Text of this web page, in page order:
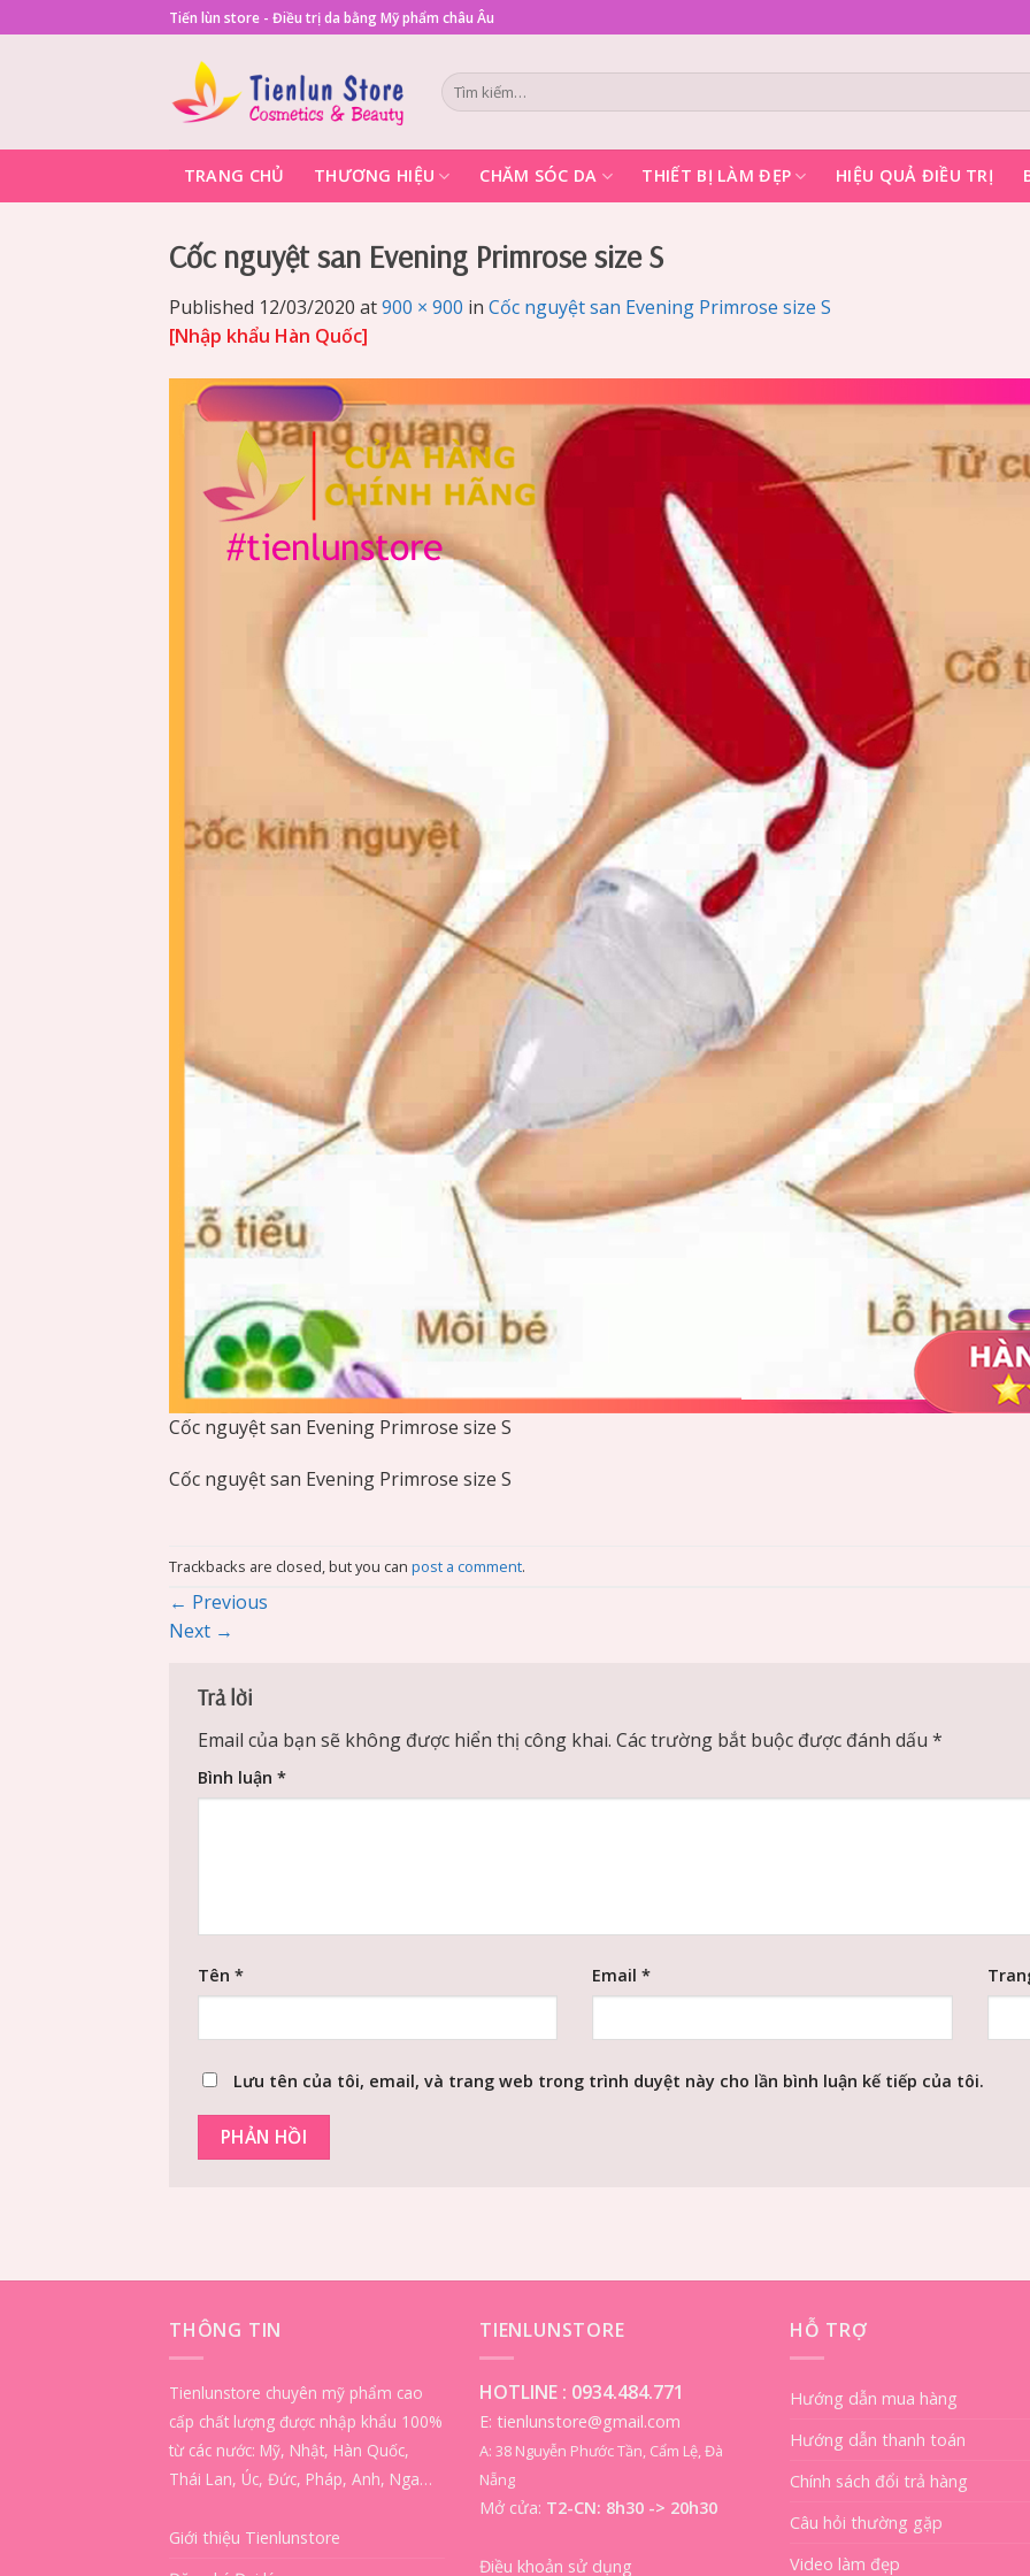
to
Tiến lùn store - Điều trị da bằng Mỹ phẩm châu Âu
Tìm
kiếm:
TRANG CHỦ THƯƠNG HIỆU CHĂM SÓC DA THIẾT BỊ LÀM ĐẸP HIỆU QUẢ ĐIỀU TRỊ
Cốc nguyệt san Evening Primrose size S
Published 12/03/2020 at900 × 900 in Cốc nguyệt san Evening Primrose size S
[Nhập khẩu Hàn Quốc]
Cốc nguyệt san Evening Primrose size S
Cốc nguyệt san Evening Primrose size S
Trackbacks are closed, but you can post a comment.
← Previous
Next →
Trả lời
Email của bạn sẽ không được hiển thị công khai. Các trường bắt buộc được đánh dấu *
Bình luận *
Tên * Email*
Lưu tên của tôi, email, và trang web trong trình duyệt này cho lần bình luận kế tiếp của tôi.
THÔNG TIN
Tienlunstore chuyên mỹ phẩm cao
cấp chất lượng được nhập khẩu 100%
từ các nước: Mỹ, Nhật, Hàn Quốc,
Thái Lan, Úc, Đức, Pháp, Anh, Nga…
Giới thiệu Tienlunstore
TIENLUNSTORE
HOTLINE : 0934.484.771
E: tienlunstore@gmail.com
A: 38 Nguyễn Phước Tần, Cẩm Lệ, Đà
Nẵng
Mở cửa: T2-CN: 8h30 -> 20h30
Điều khoản sử dụng
HỖ TRỢ
Hướng dẫn mua hàng
Hướng dẫn thanh toán
Chính sách đổi trả hàng
Câu hỏi thường gặp
Video làm đẹp